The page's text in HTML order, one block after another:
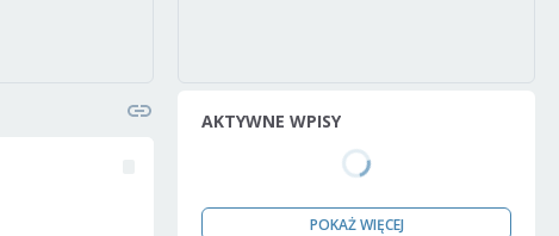
AKTYWNE WPISY
POKAŻ WIĘCEJ